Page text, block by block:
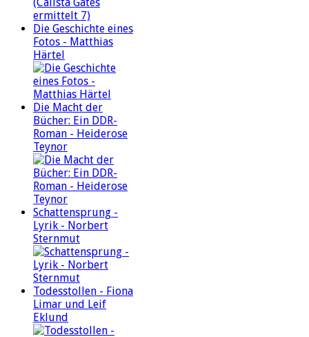
Die Geschichte eines
Fotos - Matthias
Härtel
Die Macht der
Bücher: Ein DDR-
Roman - Heiderose
Teynor
Schattensprung -
Lyrik - Norbert
Sternmut
Todesstollen - Fiona
Limar und Leif
Eklund